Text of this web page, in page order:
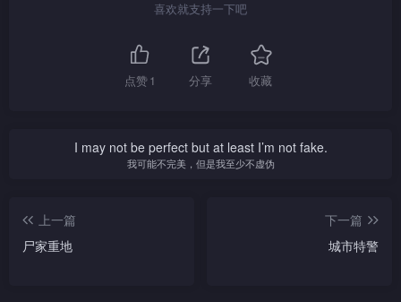
喜欢就支持一下吧
点赞1 分享 收藏
I may not be perfect but at least I’m not fake.
我可能不完美，但是我至少不虚伪
上一篇
尸家重地
下一篇
城市特警